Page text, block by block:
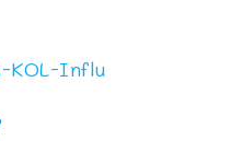
KOL-Influ